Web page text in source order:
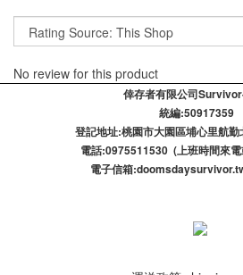
No review for this product
倖存者有限公司
統編:50917359
登記​地址:桃園市大園區埔心里航
電話:0975511530 (上班時間來
電子信箱